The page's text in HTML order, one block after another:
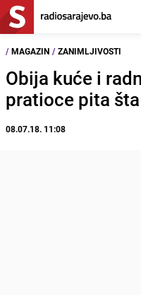
/ MAGAZIN / ZANIMLJIVOSTI
Obija kuće i
pratioce pita
08.07.18. 11:08